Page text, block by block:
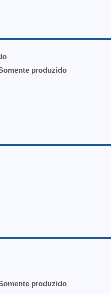
produzido
produzido